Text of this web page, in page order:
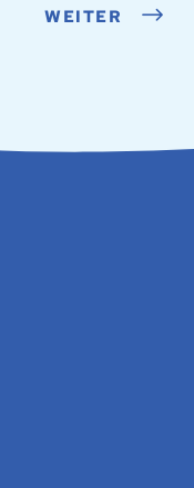
WEITER